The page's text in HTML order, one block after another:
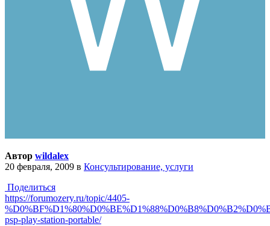
Автор wildalex
20 февраля, 2009 в Консультирование, услуги
Поделиться
https://forumozery.ru/topic/4405-
psp-play-station-portable/